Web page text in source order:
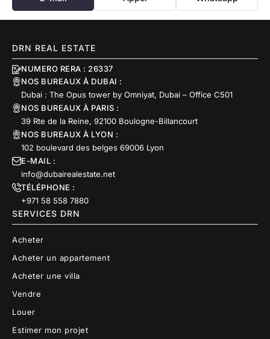
DRN REAL ESTATE
NUMERO RERA : 26337
NOS BUREAUX À DUBAI :
Dubai : The Opus tower by Omniyat, Dubai – Office C501
NOS BUREAUX À PARIS :
39 Rte de la Reine, 92100 Boulogne-Billancourt
NOS BUREAUX À LYON :
102 boulevard des belges 69006 Lyon
E-MAIL :
info@dubairealestate.net
TÉLÉPHONE :
+971 58 558 7880
SERVICES DRN
Acheter
Acheter un appartement
Acheter une villa
Vendre
Louer
Estimer mon projet